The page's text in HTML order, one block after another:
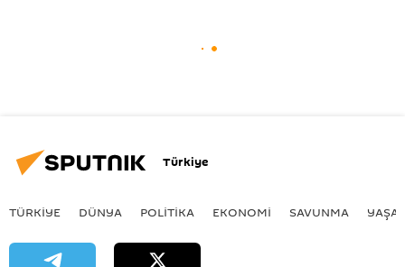
Türkiye
TÜRKIYE DÜNYA POLİTİKA EKONOMİ SAVUNMA